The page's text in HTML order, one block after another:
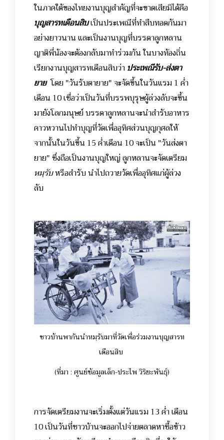
ในภาคใต้ของไทยงานบุญสำคัญที่จะขาดเสียมิได้คือ
บุญสารทเดือนสิบเป็นประเพณีที่ทำสืบทอดกันมา
อย่างยาวนาน และเป็นงานบุญที่บรรดาลูกหลาน
ญาติพี่น้องจะต้องกลับมาทำร่วมกัน ในบางท้องถิ่น
เรียกงานบุญสารทเดือนสิบว่าประเพณีรับ-ส่งตา
ยายโดย "วันรับตายาย" จะจัดขึ้นในวันแรม 1 ค่ำ
เดือน 10 เชื่อว่าเป็นวันที่บรรพบุรุษผู้ล่วงลับจะขึ้น
มายังโลกมนุษย์ บรรดาลูกหลานจะนำสำรับอาหาร
คาวหวานไปทำบุญที่วัดเพื่ออุทิศส่วนบุญกุศลให้
จากนั้นในวันขึ้น 15 ค่ำเดือน 10 จะเป็น "วันส่งตา
ยาย"ซึ่งถือเป็นงานบุญใหญ่ ลูกหลานจะจัดเตรียม
หมฺรับหรือสำรับ นำไปถวายวัดเพื่ออุทิศแก่ผู้ล่วง
ลับ
ชาวบ้านพากันนำหมฺรับมาที่วัดเพื่อร่วมงานบุญสารท
เดือนสิบ
(ที่มา : ศูนย์ข้อมูลเล็ก-ประไพ วิริยะพันธุ์)
การจัดเตรียมงานจะเริ่มตั้งแต่วันแรม 13 ค่ำ เดือน
10 เป็นวันที่ชาวบ้านจะออกไปจ่ายตลาดหาซื้อข้าว